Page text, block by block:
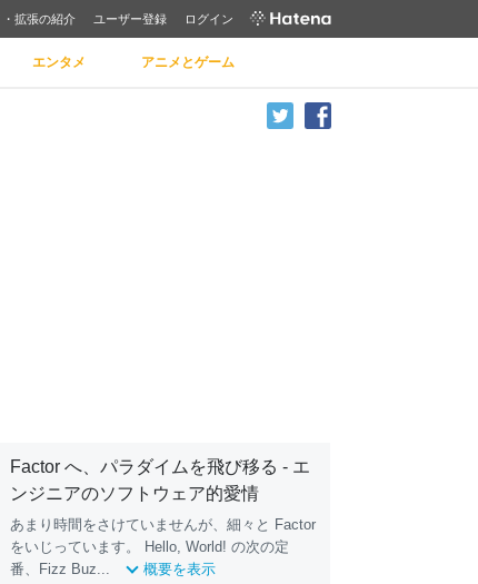
・拡張の紹介 ユーザー登録 ログイン
エンタメ アニメとゲーム
Factor へ、パラダイムを飛び移る - エ
ンジニアのソフトウェア的愛情
あまり時間をさけていませんが、細々と Factor
をいじっています。 Hello, World! の次の定
番、Fizz Buz...
概要を表示